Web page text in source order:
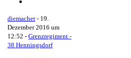
diemacher- 19.
Dezember 2016 um
12:52 - Grenzregiment -
38 Henningsdorf